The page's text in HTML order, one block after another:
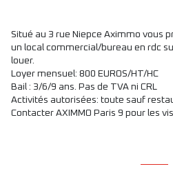
Situé au 3 rue Niepce Aximmo vous
un local commercial/bureau en rdc
louer.
Loyer mensuel: 800 EUROS/HT/HC
Bail : 3/6/9 ans. Pas de TVA ni CRL
Activités autorisées: toute sauf
Contacter AXIMMO Paris 9 pour les